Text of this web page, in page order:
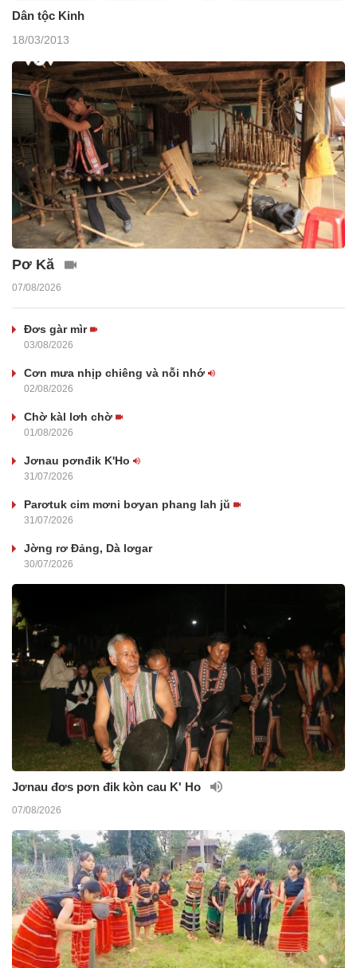
Dân tộc Kinh
18/03/2013
Pơ Kă
07/08/2026
Đơs gàr mìr
03/08/2026
Cơn mưa nhịp chiêng và nỗi nhớ
02/08/2026
Chờ kàl lơh chờ
01/08/2026
Jơnau pơnđik K'Ho
31/07/2026
Parơtuk cim mơni bơyan phang lah jŭ
31/07/2026
Jờng rơ Đảng, Dà lơgar
30/07/2026
Jơnau đơs pơn đik kòn cau K' Ho
07/08/2026